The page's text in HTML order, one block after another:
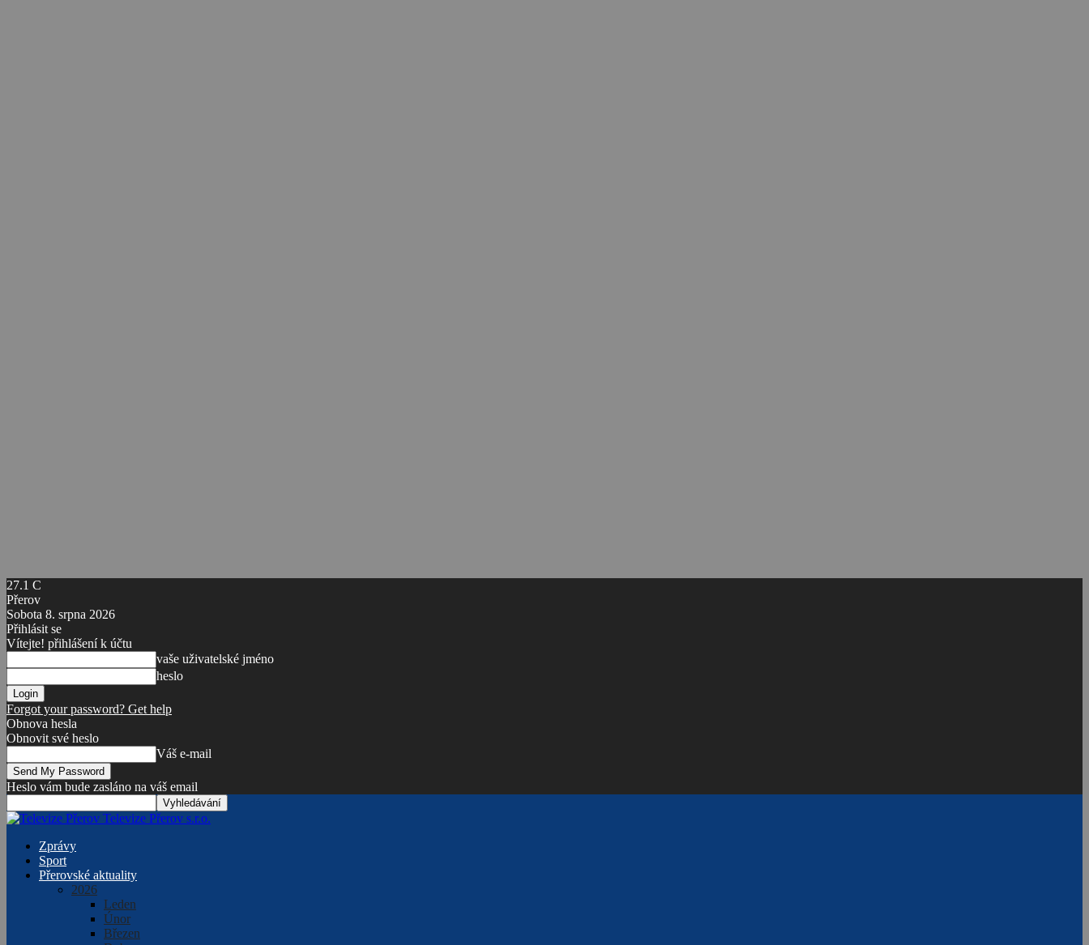
27.1 C
Přerov
Sobota 8. srpna 2026
Přihlásit se
Vítejte! přihlášení k účtu
vaše uživatelské jméno
heslo
Forgot your password? Get help
Obnova hesla
Obnovit své heslo
Váš e-mail
Heslo vám bude zasláno na váš email
Televize Přerov s.r.o.
Zprávy
Sport
Přerovské aktuality
2026
Leden
Únor
Březen